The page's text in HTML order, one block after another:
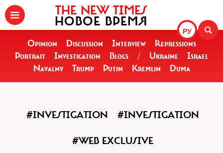
РУ
THE NEW TIMES
НОВОЕ ВРЕМЯ
Opinion Discussion Interview
Repressions
Portrait
Investigation Blogs / Ukraine
Israel
Navalny
Trump Putin Kremlin Duma
#INVESTIGATION #INVESTIGATION
#WEB EXCLUSIVE